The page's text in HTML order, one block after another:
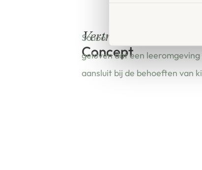
Vertrouwd
Concept
School Concept is de
geloven dat een
aansluit bij de behoeften van